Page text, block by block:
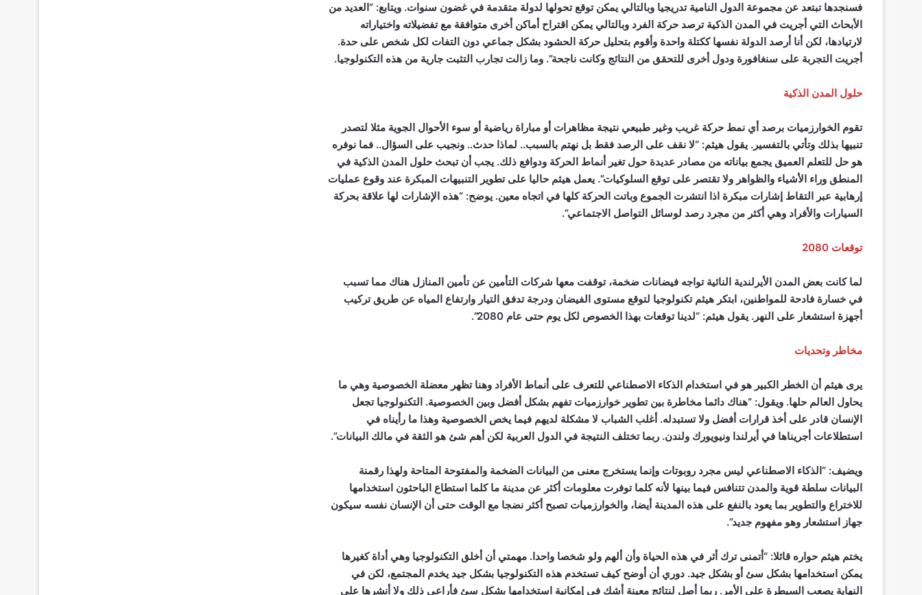
فسنجدها تبتعد عن مجموعة الدول النامية تدريجيا وبالتالي يمكن توقع تحولها لدولة متقدمة في غضون سنوات. ويتابع: “العديد من
الأبحاث التي أجريت في المدن الذكية ترصد حركة الفرد وبالتالي يمكن اقتراح أماكن أخرى متوافقة مع تفضيلاته واختياراته
لارتيادها، لكن أنا أرصد الدولة نفسها ككتلة واحدة وأقوم بتحليل حركة الحشود بشكل جماعي دون التفات لكل شخص على حدة.
أجريت التجربة على سنغافورة ودول أخرى للتحقق من النتائج وكانت ناجحة”. وما زالت تجارب التثبت جارية من هذه التكنولوجيا.
حلول المدن الذكية
تقوم الخوارزميات برصد أي نمط حركة غريب وغير طبيعي نتيجة مظاهرات أو مباراة رياضية أو سوء الأحوال الجوية مثلا لتصدر
تنبيها بذلك وتأتي بالتفسير. يقول هيثم: “لا نقف على الرصد فقط بل نهتم بالسبب.. لماذا حدث.. ونجيب على السؤال.. فما نوفره
هو حل للتعلم العميق يجمع بياناته من مصادر عديدة حول تغير أنماط الحركة ودوافع ذلك. يجب أن تبحث حلول المدن الذكية في
المنطق وراء الأشياء والظواهر ولا تقتصر على توقع السلوكيات”. يعمل هيثم حاليا على تطوير التنبيهات المبكرة عند وقوع عمليات
إرهابية عبر التقاط إشارات مبكرة اذا انتشرت الجموع وباتت الحركة كلها في اتجاه معين. يوضح: “هذه الإشارات لها علاقة بحركة
السيارات والأفراد وهي أكثر من مجرد رصد لوسائل التواصل الاجتماعي”.
توقعات 2080
لما كانت بعض المدن الأيرلندية النائية تواجه فيضانات ضخمة، توقفت معها شركات التأمين عن تأمين المنازل هناك مما تسبب
في خسارة فادحة للمواطنين، ابتكر هيثم تكنولوجيا لتوقع مستوى الفيضان ودرجة تدفق التيار وارتفاع المياه عن طريق تركيب
أجهزة استشعار على النهر. يقول هيثم: “لدينا توقعات بهذا الخصوص لكل يوم حتى عام 2080”.
مخاطر وتحديات
يرى هيثم أن الخطر الكبير هو في استخدام الذكاء الاصطناعي للتعرف على أنماط الأفراد وهنا تظهر معضلة الخصوصية وهي ما
يحاول العالم حلها. ويقول: “هناك دائما مخاطرة بين تطوير خوارزميات تفهم بشكل أفضل وبين الخصوصية. التكنولوجيا تجعل
الإنسان قادر على أخذ قرارات أفضل ولا تستبدله. أغلب الشباب لا مشكلة لديهم فيما يخص الخصوصية وهذا ما رأيناه في
استطلاعات أجريناها في أيرلندا ونيويورك ولندن. ربما تختلف النتيجة في الدول العربية لكن أهم شئ هو الثقة في مالك البيانات”.
ويضيف: “الذكاء الاصطناعي ليس مجرد روبوتات وإنما يستخرج معنى من البيانات الضخمة والمفتوحة المتاحة ولهذا رقمنة
البيانات سلطة قوية والمدن تتنافس فيما بينها لأنه كلما توفرت معلومات أكثر عن مدينة ما كلما استطاع الباحثون استخدامها
للاختراع والتطوير بما يعود بالنفع على هذه المدينة أيضا، والخوارزميات تصبح أكثر نضجا مع الوقت حتى أن الإنسان نفسه سيكون
جهاز استشعار وهو مفهوم جديد”.
يختم هيثم حواره قائلا: “أتمنى ترك أثر في هذه الحياة وأن ألهم ولو شخصا واحدا. مهمتي أن أخلق التكنولوجيا وهي أداة كغيرها
يمكن استخدامها بشكل سئ أو بشكل جيد. دوري أن أوضح كيف تستخدم هذه التكنولوجيا بشكل جيد يخدم المجتمع، لكن في
النهاية يصعب السيطرة على الأمر. ربما أصل لنتائج معينة أشك في إمكانية استخدامها بشكل سئ فأراعي ذلك ولا أنشرها على